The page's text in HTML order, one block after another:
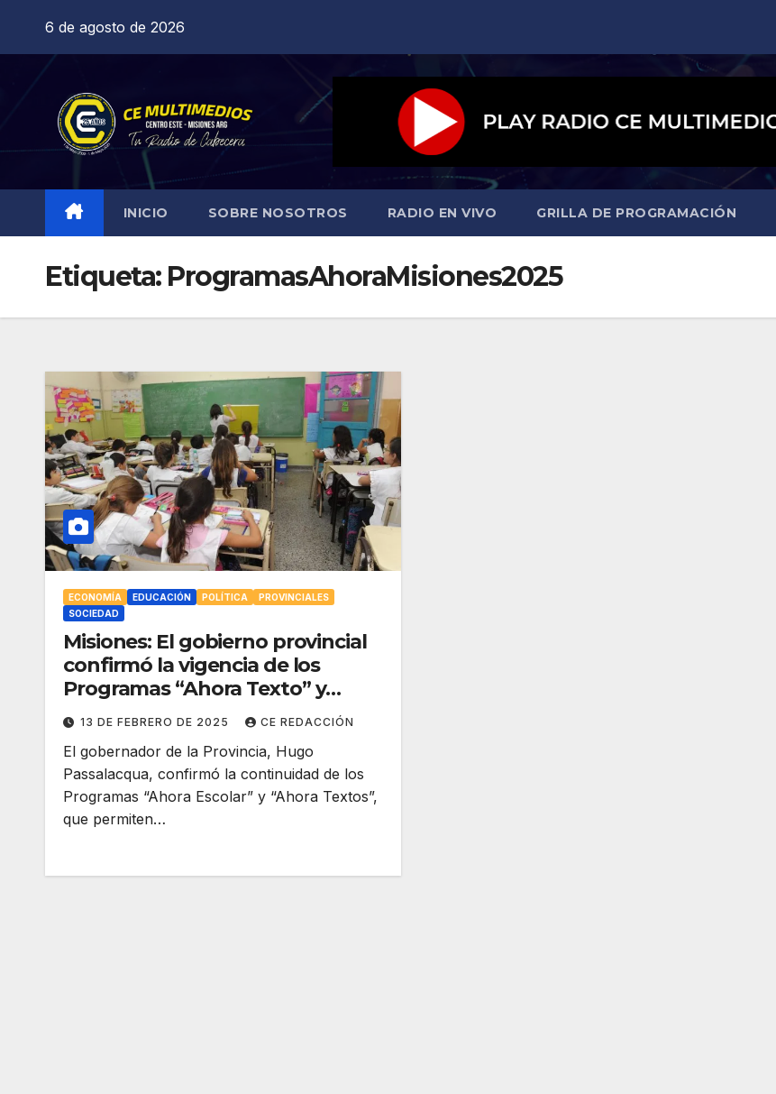
6 de agosto de 2026
INICIO SOBRE NOSOTROS RADIO EN VIVO GRILLA DE PROGRAMACIÓN
Etiqueta: ProgramasAhoraMisiones2025
ECONOMÍA EDUCACIÓN POLÍTICA
PROVINCIALES
SOCIEDAD
Misiones: El gobierno provincial
confirmó la vigencia de los
Programas “Ahora Texto” y
“Ahora Escolar”
13 DE FEBRERO DE 2025 CE REDACCIÓN
El gobernador de la Provincia, Hugo
Passalacqua, confirmó la continuidad de los
Programas “Ahora Escolar” y “Ahora Textos”,
que permiten…